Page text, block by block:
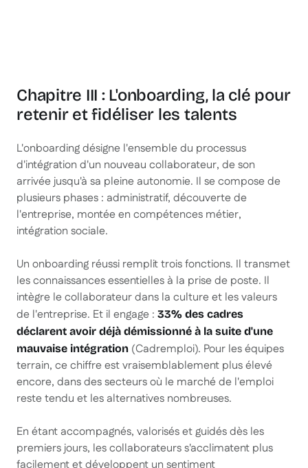
Chapitre III : L'onboarding, la clé pour
retenir et fidéliser les talents
L'onboarding désigne l'ensemble du processus
d'intégration d'un nouveau collaborateur, de son
arrivée jusqu'à sa pleine autonomie. Il se compose de
plusieurs phases : administratif, découverte de
l'entreprise, montée en compétences métier,
intégration sociale.
Un onboarding réussi remplit trois fonctions. Il transmet
les connaissances essentielles à la prise de poste. Il
intègre le collaborateur dans la culture et les valeurs
de l'entreprise. Et il engage : 33% des cadres
déclarent avoir déjà démissionné à la suite d'une
mauvaise intégration (Cadremploi). Pour les équipes
terrain, ce chiffre est vraisemblablement plus élevé
encore, dans des secteurs où le marché de l'emploi
reste tendu et les alternatives nombreuses.
En étant accompagnés, valorisés et guidés dès les
premiers jours, les collaborateurs s'acclimatent plus